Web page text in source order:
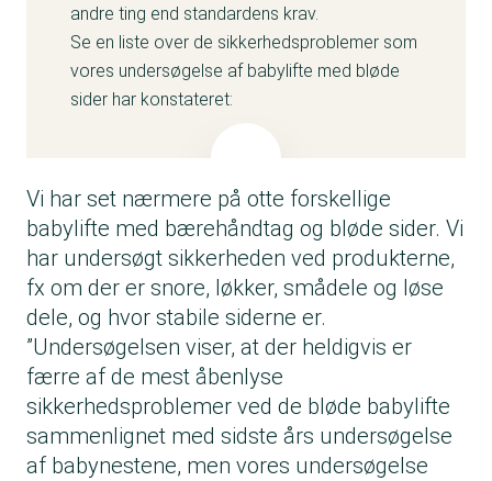
andre ting end standardens krav.
Se en liste over de sikkerhedsproblemer som
vores undersøgelse af babylifte med bløde
sider har konstateret:
Vi har set nærmere på otte forskellige
babylifte med bærehåndtag og bløde sider. Vi
har undersøgt sikkerheden ved produkterne,
fx om der er snore, løkker, smådele og løse
dele, og hvor stabile siderne er.
”Undersøgelsen viser, at der heldigvis er
færre af de mest åbenlyse
sikkerhedsproblemer ved de bløde babylifte
sammenlignet med sidste års undersøgelse
af babynestene, men vores undersøgelse